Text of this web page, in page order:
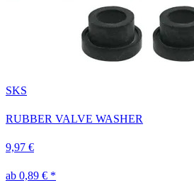
SKS
RUBBER VALVE WASHER
9,97 €
ab 0,89 € *